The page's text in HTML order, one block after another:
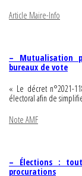
Article Maire-Info
– Mutualisation
bureaux de vote
« Le décret n°2021-
électoral afin de
Note AMF
– Élections :
procurations